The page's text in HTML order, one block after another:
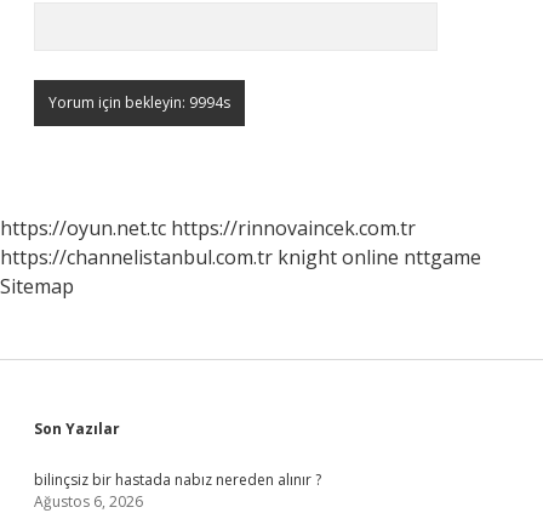
https://oyun.net.tc https://rinnovaincek.com.tr
https://channelistanbul.com.tr knight online nttgame
Sitemap
Sidebar
Son Yazılar
bilinçsiz bir hastada nabız nereden alınır ?
Ağustos 6, 2026